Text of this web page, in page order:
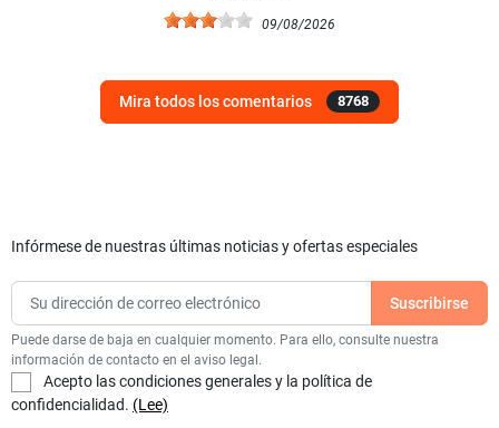
09/08/2026
Mira todos los comentarios 8768
Infórmese de nuestras últimas noticias y ofertas especiales
Puede darse de baja en cualquier momento. Para ello, consulte nuestra
información de contacto en el aviso legal.
Acepto las condiciones generales y la política de
confidencialidad. (Lee)